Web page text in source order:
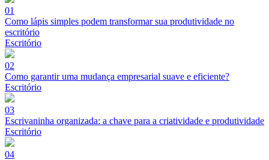
01
Como lápis simples podem transformar sua produtividade no
escritório
Escritório
02
Como garantir uma mudança empresarial suave e eficiente?
Escritório
03
Escrivaninha organizada: a chave para a criatividade e produtividade
Escritório
04